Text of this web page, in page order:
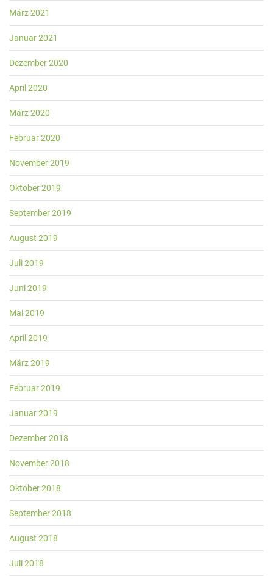
März 2021
Januar 2021
Dezember 2020
April 2020
März 2020
Februar 2020
November 2019
Oktober 2019
September 2019
August 2019
Juli 2019
Juni 2019
Mai 2019
April 2019
März 2019
Februar 2019
Januar 2019
Dezember 2018
November 2018
Oktober 2018
September 2018
August 2018
Juli 2018